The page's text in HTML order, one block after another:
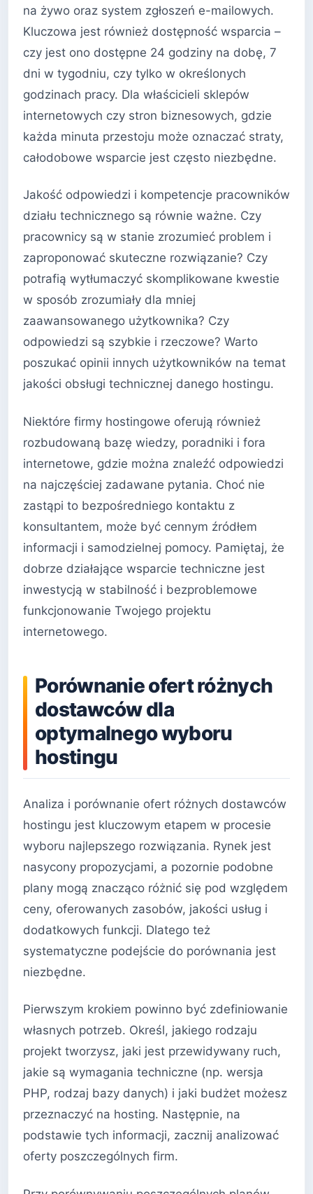
na żywo oraz system zgłoszeń e-mailowych.
Kluczowa jest również dostępność wsparcia –
czy jest ono dostępne 24 godziny na dobę, 7
dni w tygodniu, czy tylko w określonych
godzinach pracy. Dla właścicieli sklepów
internetowych czy stron biznesowych, gdzie
każda minuta przestoju może oznaczać straty,
całodobowe wsparcie jest często niezbędne.
Jakość odpowiedzi i kompetencje pracowników
działu technicznego są równie ważne. Czy
pracownicy są w stanie zrozumieć problem i
zaproponować skuteczne rozwiązanie? Czy
potrafią wytłumaczyć skomplikowane kwestie
w sposób zrozumiały dla mniej
zaawansowanego użytkownika? Czy
odpowiedzi są szybkie i rzeczowe? Warto
poszukać opinii innych użytkowników na temat
jakości obsługi technicznej danego hostingu.
Niektóre firmy hostingowe oferują również
rozbudowaną bazę wiedzy, poradniki i fora
internetowe, gdzie można znaleźć odpowiedzi
na najczęściej zadawane pytania. Choć nie
zastąpi to bezpośredniego kontaktu z
konsultantem, może być cennym źródłem
informacji i samodzielnej pomocy. Pamiętaj, że
dobrze działające wsparcie techniczne jest
inwestycją w stabilność i bezproblemowe
funkcjonowanie Twojego projektu
internetowego.
Porównanie ofert różnych
dostawców dla
optymalnego wyboru
hostingu
Analiza i porównanie ofert różnych dostawców
hostingu jest kluczowym etapem w procesie
wyboru najlepszego rozwiązania. Rynek jest
nasycony propozycjami, a pozornie podobne
plany mogą znacząco różnić się pod względem
ceny, oferowanych zasobów, jakości usług i
dodatkowych funkcji. Dlatego też
systematyczne podejście do porównania jest
niezbędne.
Pierwszym krokiem powinno być zdefiniowanie
własnych potrzeb. Określ, jakiego rodzaju
projekt tworzysz, jaki jest przewidywany ruch,
jakie są wymagania techniczne (np. wersja
PHP, rodzaj bazy danych) i jaki budżet możesz
przeznaczyć na hosting. Następnie, na
podstawie tych informacji, zacznij analizować
oferty poszczególnych firm.